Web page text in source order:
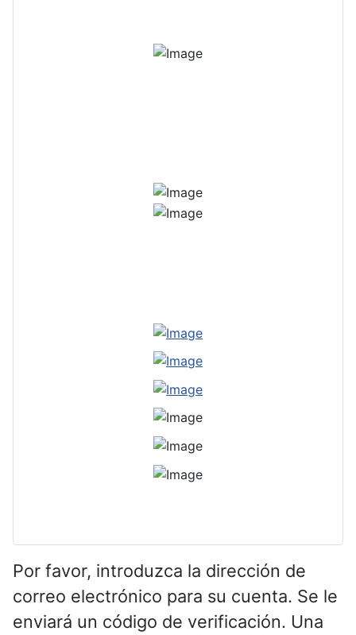
Por favor, introduzca la dirección de
correo electrónico para su cuenta. Se le
enviará un código de verificación. Una